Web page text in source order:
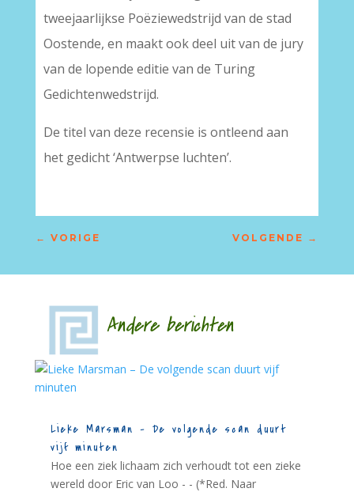
tweejaarlijkse Poëziewedstrijd van de stad
Oostende, en maakt ook deel uit van de jury
van de lopende editie van de Turing
Gedichtenwedstrijd.
De titel van deze recensie is ontleend aan
het gedicht ‘Antwerpse luchten’.
← VORIGE VOLGENDE →
Andere berichten
Lieke Marsman – De volgende scan duurt
vijf minuten
Hoe een ziek lichaam zich verhoudt tot een zieke
wereld door Eric van Loo - - (*Red. Naar